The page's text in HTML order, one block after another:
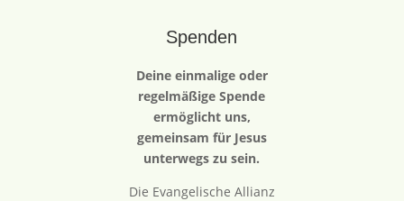
Spenden
Deine einmalige oder
regelmäßige Spende
ermöglicht uns,
gemeinsam für Jesus
unterwegs zu sein.
Die Evangelische Allianz